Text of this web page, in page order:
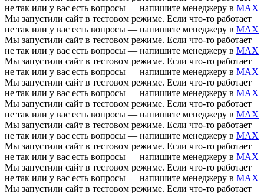
не так или у вас есть вопросы — напишите менеджеру в MAX
Мы запустили сайт в тестовом режиме. Если что-то работает
не так или у вас есть вопросы — напишите менеджеру в MAX
Мы запустили сайт в тестовом режиме. Если что-то работает
не так или у вас есть вопросы — напишите менеджеру в MAX
Мы запустили сайт в тестовом режиме. Если что-то работает
не так или у вас есть вопросы — напишите менеджеру в MAX
Мы запустили сайт в тестовом режиме. Если что-то работает
не так или у вас есть вопросы — напишите менеджеру в MAX
Мы запустили сайт в тестовом режиме. Если что-то работает
не так или у вас есть вопросы — напишите менеджеру в MAX
Мы запустили сайт в тестовом режиме. Если что-то работает
не так или у вас есть вопросы — напишите менеджеру в MAX
Мы запустили сайт в тестовом режиме. Если что-то работает
не так или у вас есть вопросы — напишите менеджеру в MAX
Мы запустили сайт в тестовом режиме. Если что-то работает
не так или у вас есть вопросы — напишите менеджеру в MAX
Мы запустили сайт в тестовом режиме. Если что-то работает